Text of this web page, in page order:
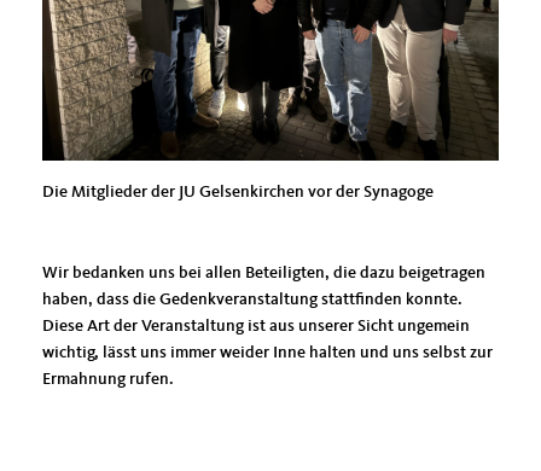
Die Mitglieder der JU Gelsenkirchen vor der Synagoge
Wir bedanken uns bei allen Beteiligten, die dazu beigetragen
haben, dass die Gedenkveranstaltung stattfinden konnte.
Diese Art der Veranstaltung ist aus unserer Sicht ungemein
wichtig, lässt uns immer weider Inne halten und uns selbst zur
Ermahnung rufen.